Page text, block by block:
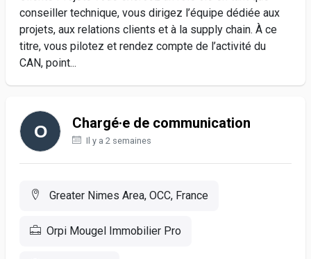
conseiller technique, vous dirigez l’équipe dédiée aux
projets, aux relations clients et à la supply chain. À ce
titre, vous pilotez et rendez compte de l’activité du
CAN, point...
Chargé·e de communication
Il y a 2 semaines
Greater Nimes Area, OCC, France
Orpi Mougel Immobilier Pro